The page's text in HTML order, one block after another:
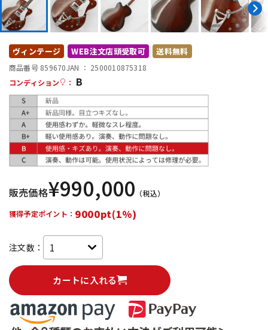
DTM オンライン納品 レコーディング機器
配信/ライブ機器
中古 ヴィンテージ
ヴィンテージ WEB注文店頭受取可 送料無料
商品番号 859670JAN ： 2500010875318
コンディション
： B
販売価格¥990,000 （税込）
獲得予定ポイント： 9000pt(1%)
注文数：
カートに入れる